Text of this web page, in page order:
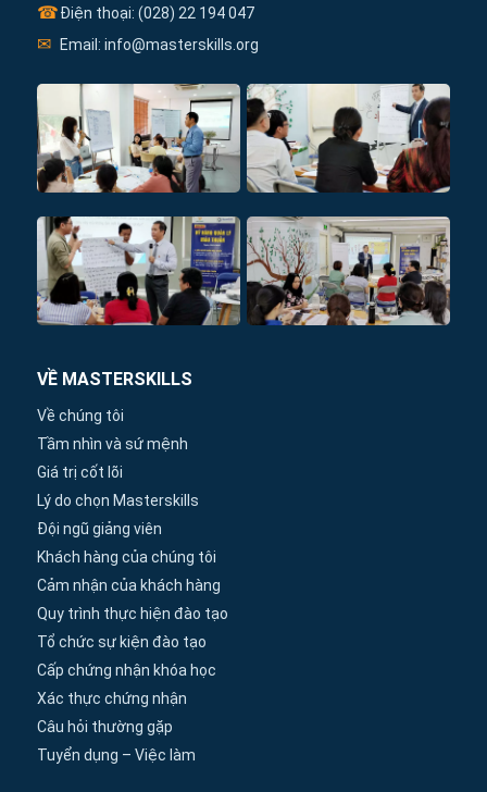
☎Điện thoại: (028) 22 194 047
✉ Email: info@masterskills.org
VỀ MASTERSKILLS
Về chúng tôi
Tầm nhìn và sứ mệnh
Giá trị cốt lõi
Lý do chọn Masterskills
Đội ngũ giảng viên
Khách hàng của chúng tôi
Cảm nhận của khách hàng
Quy trình thực hiện đào tạo
Tổ chức sự kiện đào tạo
Cấp chứng nhận khóa học
Xác thực chứng nhận
Câu hỏi thường gặp
Tuyển dụng – Việc làm